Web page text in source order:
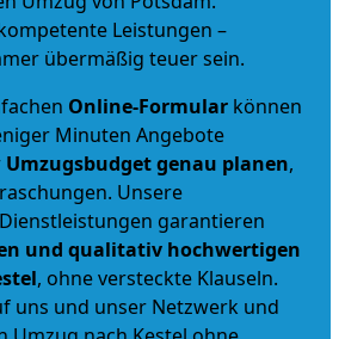
Leistungen –
übermäßig teuer sein.
Online-Formular können
Minuten Angebote
Umzugsbudgetgenau planen,
Unsere
garantieren
und qualitativ hochwertigen
, ohne versteckte Klauseln.
uns und unser Netzwerk und